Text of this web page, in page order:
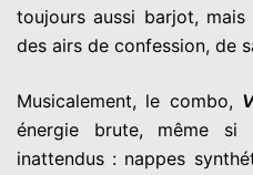
toujours aussi barjot, mais
des airs de confession, de
Musicalement, le combo,
énergie brute, même si
inattendus : nappes